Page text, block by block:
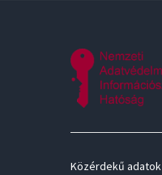
Közérdekű adatok